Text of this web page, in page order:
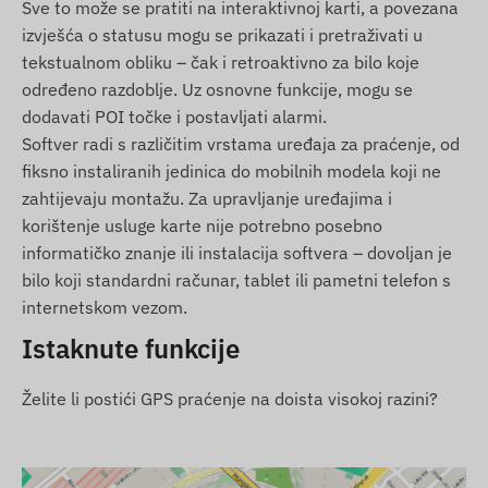
putem mobilne mreže koristeći umetnutu
(zamjenjivu) SIM karticu.
Područje rada
2G: Globalno
4G: Globalno
Mogućnosti kupnje
Ako kupujete samo uređaj (bez softverske
pretplate), predajemo ga s tvorničkim
održavanje (nadoplata, godišnja potvrda
Ako kupujete uređaj sa softverskom pretplatom,
registriran u našem softveru i spreman za rad.
Sve to može se pratiti na interaktivnoj karti, a povezana
izvješća o statusu mogu se prikazati i pretraživati u
tekstualnom obliku – čak i retroaktivno za bilo koje
određeno razdoblje. Uz osnovne funkcije, mogu se
dodavati POI točke i postavljati alarmi.
Softver radi s različitim vrstama uređaja za praćenje, od
fiksno instaliranih jedinica do mobilnih modela koji ne
zahtijevaju montažu. Za upravljanje uređajima i
korištenje usluge karte nije potrebno posebno
informatičko znanje ili instalacija softvera – dovoljan je
bilo koji standardni računar, tablet ili pametni telefon s
internetskom vezom.
Istaknute funkcije
Želite li postići GPS praćenje na doista visokoj razini?